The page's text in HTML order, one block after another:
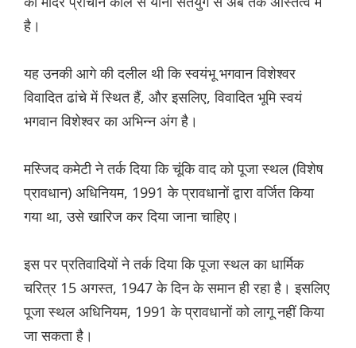
है।
यह उनकी आगे की दलील थी कि स्वयंभू भगवान विशेश्वर
विवादित ढांचे में स्थित हैं, और इसलिए, विवादित भूमि स्वयं
भगवान विशेश्वर का अभिन्न अंग है।
मस्जिद कमेटी ने तर्क दिया कि चूंकि वाद को पूजा स्थल (विशेष
प्रावधान) अधिनियम, 1991 के प्रावधानों द्वारा वर्जित किया
गया था, उसे खारिज कर दिया जाना चाहिए।
इस पर प्रतिवादियों ने तर्क दिया कि पूजा स्थल का धार्मिक
चरित्र 15 अगस्त, 1947 के दिन के समान ही रहा है। इसलिए
पूजा स्थल अधिनियम, 1991 के प्रावधानों को लागू नहीं किया
जा सकता है।